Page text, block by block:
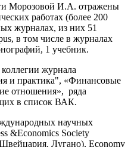
Морозовой И.А. отражены
работах (более 200
журналах, из них 51
в том числе в журналах
1 учебник.
журнала
и практика", «Финансовые
отношения», ряда
в список ВАК.
научных
&Economics Society
Лугано), Economy